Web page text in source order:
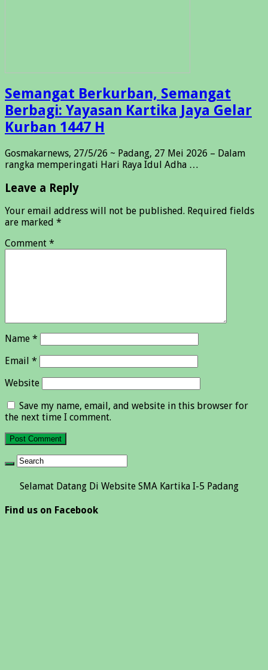
Semangat Berkurban, Semangat
Berbagi: Yayasan Kartika Jaya Gelar
Kurban 1447 H
Gosmakarnews, 27/5/26 ~ Padang, 27 Mei 2026 – Dalam
rangka memperingati Hari Raya Idul Adha …
Leave a Reply
Your email address will not be published. Required fields
are marked *
Comment *
Name *
Email *
Website
Save my name, email, and website in this browser for
the next time I comment.
Datang Di Website SMA Kartika I-5 Padang
Find us on Facebook